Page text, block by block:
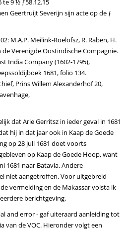
te 9 ½ ƒ58.12.15
Geertruijt Severijn sijn acte op de ƒ
M.A.P. Meilink-Roelofsz, R. Raben, H.
Verenigde Oostindische Compagnie.
India Company (1602-1795),
1681, folio 134.
Prins Willem Alexanderhof 20,
dat Arie Gerritsz in ieder geval in 1681
hij in dat jaar ook in Kaap de Goede
op 28 juli 1681 doet voorts
op Kaap de Goede Hoop, want
1681 naar Batavia. Andere
niet aangetroffen. Voor uitgebreid
vermelding en de Makassar volsta ik
berichtgeving.
and error - gaf uiteraard aanleiding tot
van de VOC. Hieronder volgt een